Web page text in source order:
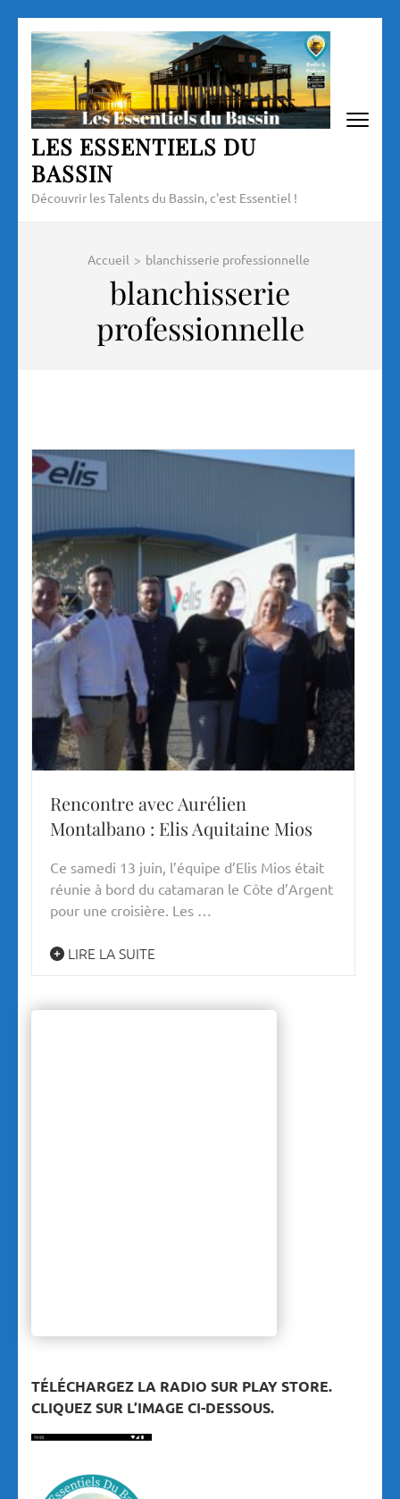
Aller
contenu
(Pressez
Entrée)
LES ESSENTIELS DU
BASSIN
Découvrir les Talents du Bassin, c'est Essentiel !
Accueil > blanchisserie professionnelle
blanchisserie
professionnelle
Rencontre avec Aurélien
Montalbano : Elis Aquitaine Mios
Ce samedi 13 juin, l’équipe d’Elis Mios était
réunie à bord du catamaran le Côte d’Argent
pour une croisière. Les …
LIRE LA SUITE
TÉLÉCHARGEZ LA RADIO SUR PLAY STORE.
CLIQUEZ SUR L’IMAGE CI-DESSOUS.